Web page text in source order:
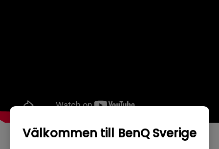
Välkommen till BenQ Sverige